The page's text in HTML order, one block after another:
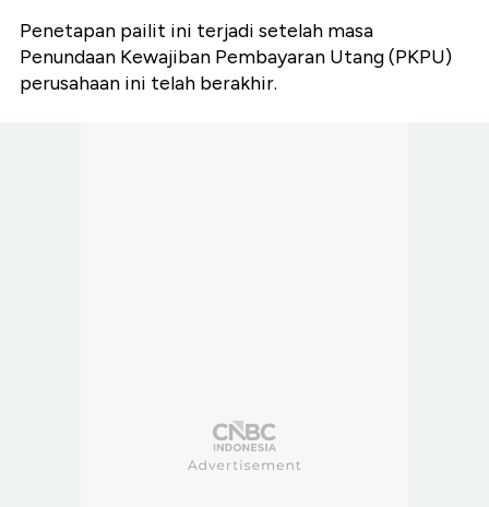
Penetapan pailit ini terjadi setelah masa
Penundaan Kewajiban Pembayaran Utang (PKPU)
perusahaan ini telah berakhir.